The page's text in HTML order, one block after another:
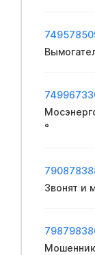
°
Звонят и